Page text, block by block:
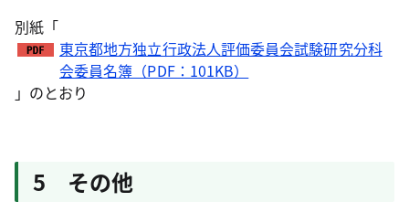
別紙「
東京都地方独立行政法人評価委員会試験研究分科
会委員名簿（PDF：101KB）
」のとおり
5 その他